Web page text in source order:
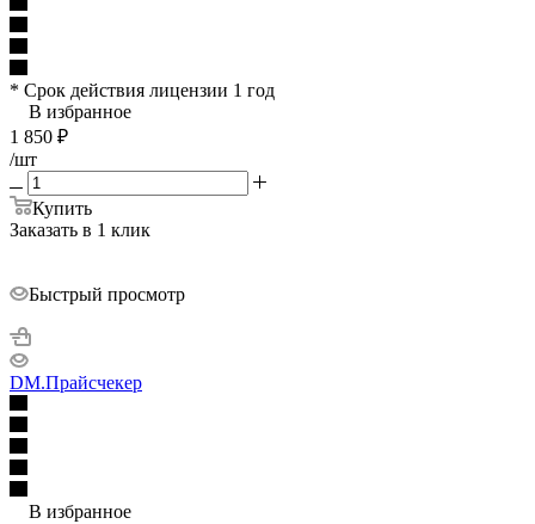
* Срок действия лицензии 1 год
В избранное
1 850 ₽
/шт
Купить
Заказать в 1 клик
Быстрый просмотр
DM.Прайсчекер
В избранное